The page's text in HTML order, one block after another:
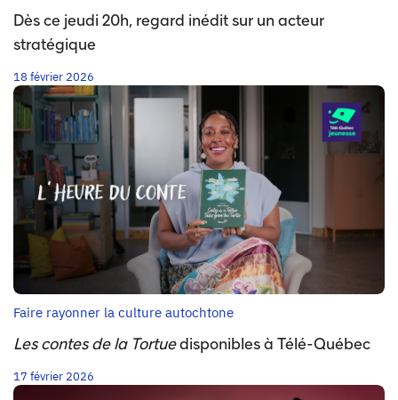
Dès ce jeudi 20h, regard inédit sur un acteur
stratégique
18 février 2026
Faire rayonner la culture autochtone
Les contes de la Tortuedisponibles à Télé-Québec
17 février 2026